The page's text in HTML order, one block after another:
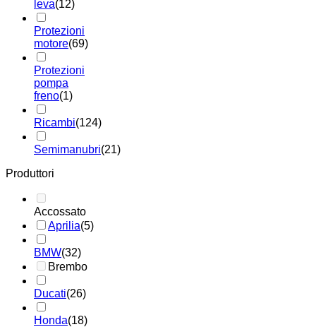
leva(12)
Protezioni
motore(69)
Protezioni
pompa
freno(1)
Ricambi(124)
Semimanubri(21)
Produttori
Accossato
Aprilia(5)
BMW(32)
Brembo
Ducati(26)
Honda(18)